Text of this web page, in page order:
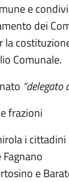
e
dei
la
Comunale.
“delegato
frazioni
i cittadini
e